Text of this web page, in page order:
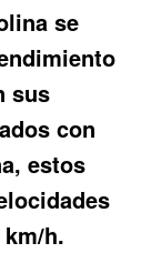
se
sus
con
estos
h.